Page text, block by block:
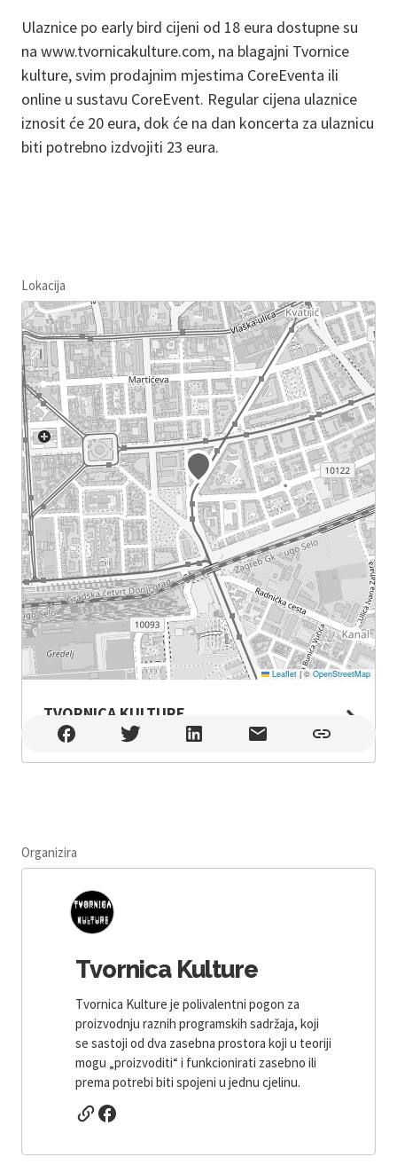
Ulaznice po early bird cijeni od 18 eura dostupne su
na www.tvornicakulture.com, na blagajni Tvornice
kulture, svim prodajnim mjestima CoreEventa ili
online u sustavu CoreEvent. Regular cijena ulaznice
iznosit će 20 eura, dok će na dan koncerta za ulaznicu
biti potrebno izdvojiti 23 eura.
Lokacija
Leaflet |© OpenStreetMap
TVORNICA KULTURE
TVORNICA KULTURE , Zagreb
Organizira
Tvornica Kulture
Tvornica Kulture je polivalentni pogon za
proizvodnju raznih programskih sadržaja, koji
se sastoji od dva zasebna prostora koji u teoriji
mogu „proizvoditi“ i funkcionirati zasebno ili
prema potrebi biti spojeni u jednu cjelinu.